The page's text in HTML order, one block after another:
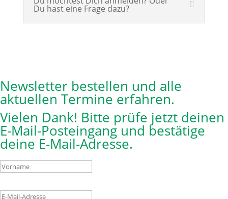
Du hast eine Frage dazu?
Newsletter bestellen und alle
aktuellen Termine erfahren.
Vielen Dank! Bitte prüfe jetzt deinen
E-Mail-Posteingang und bestätige
deine E-Mail-Adresse.